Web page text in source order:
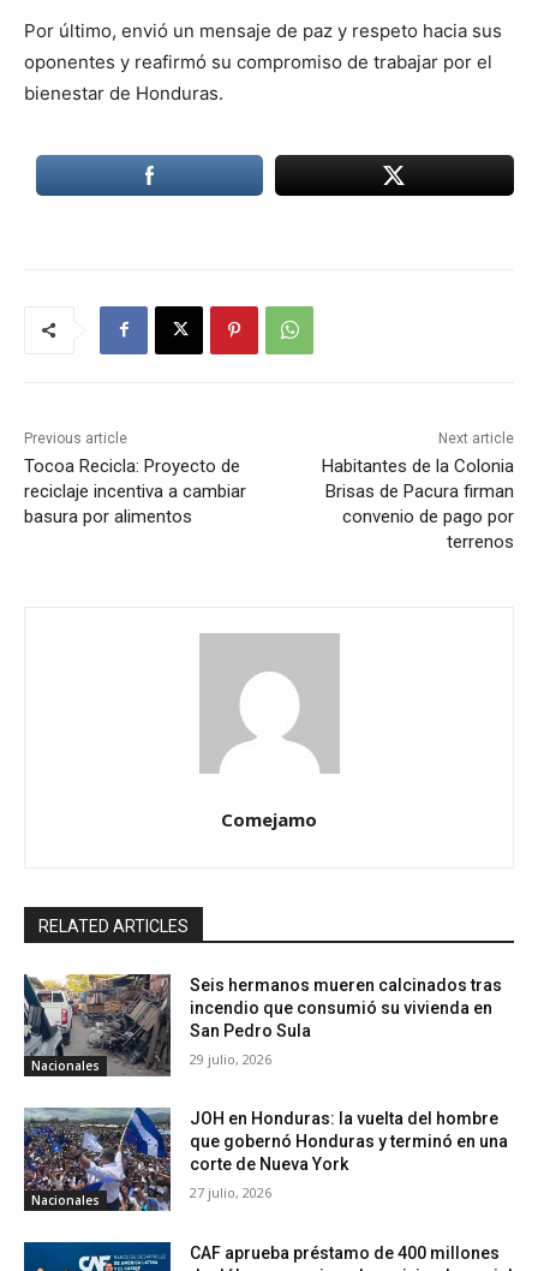
Por último, envió un mensaje de paz y respeto hacia sus
oponentes y reafirmó su compromiso de trabajar por el
bienestar de Honduras.
Previous article
Tocoa Recicla: Proyecto de
reciclaje incentiva a cambiar
basura por alimentos
Next article
Habitantes de la Colonia
Brisas de Pacura firman
convenio de pago por
terrenos
Comejamo
RELATED ARTICLES
Nacionales
Seis hermanos mueren calcinados tras
incendio que consumió su vivienda en
San Pedro Sula
29 julio, 2026
Nacionales
JOH en Honduras: la vuelta del hombre
que gobernó Honduras y terminó en una
corte de Nueva York
27 julio, 2026
CAF aprueba préstamo de 400 millones